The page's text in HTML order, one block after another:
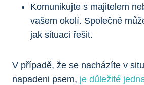
Komunikujte s majitelem
vašem okolí. Společně
jak situaci řešit.
V případě, že se nacházíte v
napadeni psem, je důležité